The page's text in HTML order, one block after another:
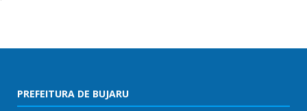
PREFEITURA DE BUJARU